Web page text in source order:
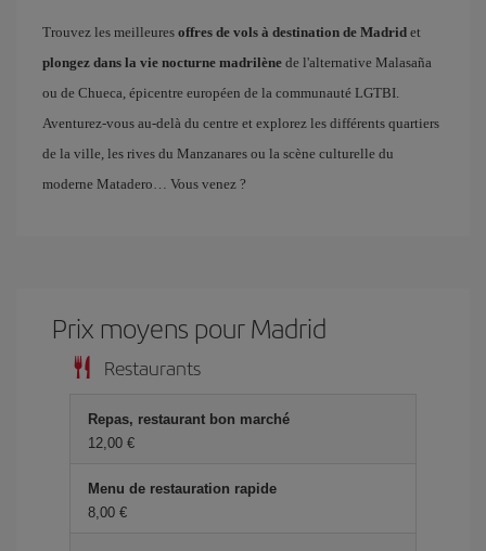
Trouvez les meilleures offres de vols à destination de Madrid et
plongez dans la vie nocturne madrilène de l'alternative Malasaña
ou de Chueca, épicentre européen de la communauté LGTBI.
Aventurez-vous au-delà du centre et explorez les différents quartiers
de la ville, les rives du Manzanares ou la scène culturelle du
moderne Matadero… Vous venez ?
Prix ​​moyens pour Madrid
Restaurants
Repas, restaurant bon marché
12,00 €
Menu de restauration rapide
8,00 €